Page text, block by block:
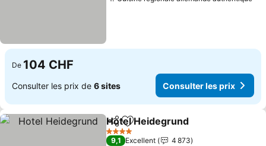
De 104 CHF
Consulter les prix de 6 sites Consulter les prix
PartagerAjouter à mes favoris
Hotel Heidegrund
4 Étoiles
9,1 Excellent
4 873